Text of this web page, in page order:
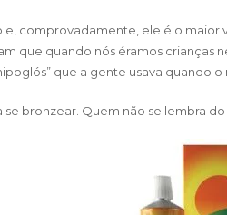
comprovadamente, ele é o maior
que quando nós éramos crianças
que a gente usava quando o
bronzear. Quem não se lembra